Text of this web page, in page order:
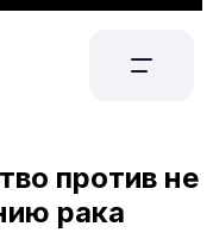
против не
рака